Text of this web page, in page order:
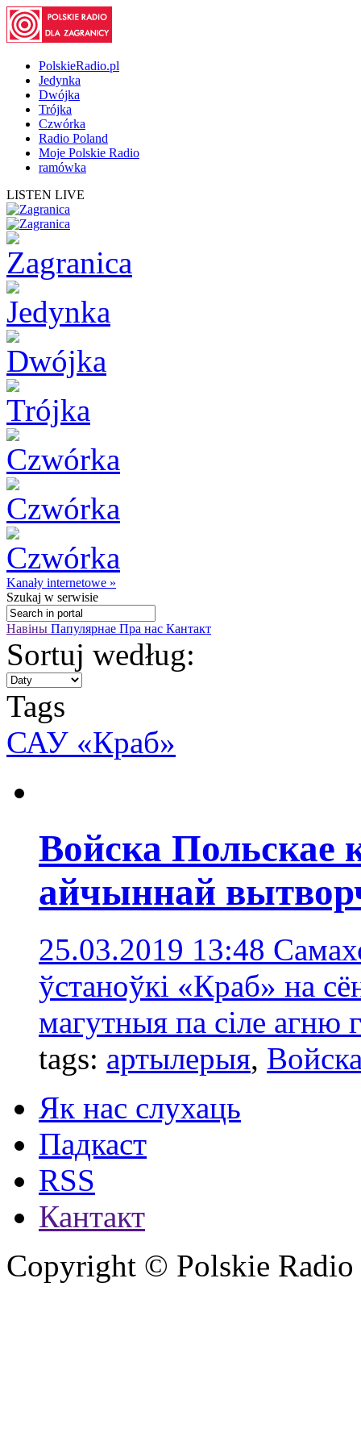
PolskieRadio.pl
Jedynka
Dwójka
Trójka
Czwórka
Radio Poland
Moje Polskie Radio
ramówka
LISTEN LIVE
Kanały internetowe »
Szukaj w serwisie
Навіны Папулярнае Пра нас Кантакт
Sortuj według:
Tags
САУ «Краб»
Войска Польскае
айчыннай
25.03.2019 13:48
ўстаноўкі «Краб» на
магутныя па сіле агню
tags: артылерыя,
Як нас слухаць
Падкаст
RSS
Кантакт
Copyright © Polskie